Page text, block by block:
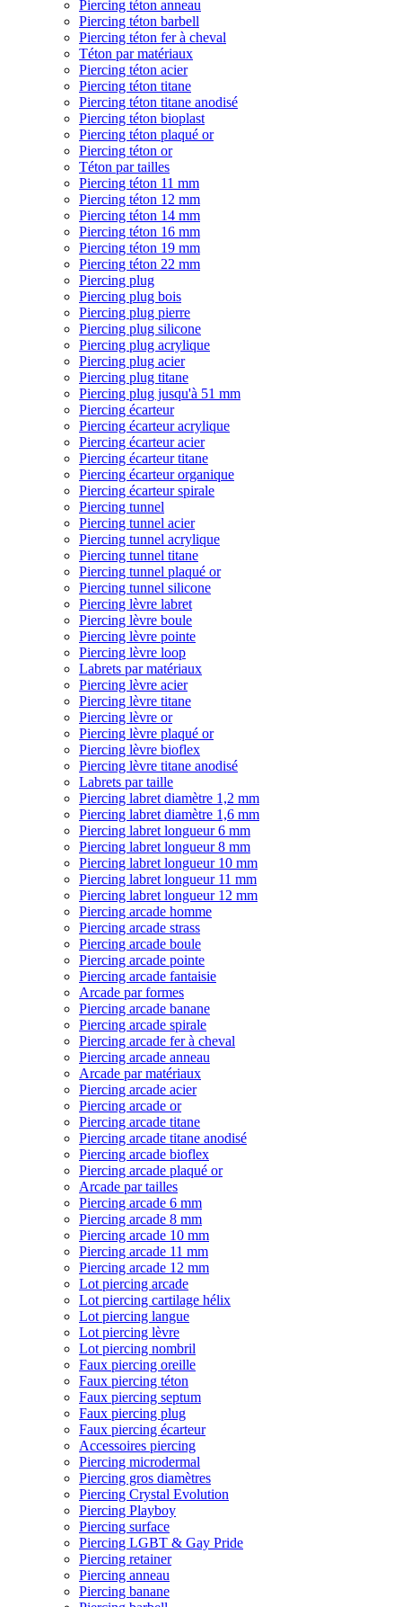
Piercing téton anneau
Piercing téton barbell
Piercing téton fer à cheval
Téton par matériaux
Piercing téton acier
Piercing téton titane
Piercing téton titane anodisé
Piercing téton bioplast
Piercing téton plaqué or
Piercing téton or
Téton par tailles
Piercing téton 11 mm
Piercing téton 12 mm
Piercing téton 14 mm
Piercing téton 16 mm
Piercing téton 19 mm
Piercing téton 22 mm
Piercing plug
Piercing plug bois
Piercing plug pierre
Piercing plug silicone
Piercing plug acrylique
Piercing plug acier
Piercing plug titane
Piercing plug jusqu'à 51 mm
Piercing écarteur
Piercing écarteur acrylique
Piercing écarteur acier
Piercing écarteur titane
Piercing écarteur organique
Piercing écarteur spirale
Piercing tunnel
Piercing tunnel acier
Piercing tunnel acrylique
Piercing tunnel titane
Piercing tunnel plaqué or
Piercing tunnel silicone
Piercing lèvre labret
Piercing lèvre boule
Piercing lèvre pointe
Piercing lèvre loop
Labrets par matériaux
Piercing lèvre acier
Piercing lèvre titane
Piercing lèvre or
Piercing lèvre plaqué or
Piercing lèvre bioflex
Piercing lèvre titane anodisé
Labrets par taille
Piercing labret diamètre 1,2 mm
Piercing labret diamètre 1,6 mm
Piercing labret longueur 6 mm
Piercing labret longueur 8 mm
Piercing labret longueur 10 mm
Piercing labret longueur 11 mm
Piercing labret longueur 12 mm
Piercing arcade homme
Piercing arcade strass
Piercing arcade boule
Piercing arcade pointe
Piercing arcade fantaisie
Arcade par formes
Piercing arcade banane
Piercing arcade spirale
Piercing arcade fer à cheval
Piercing arcade anneau
Arcade par matériaux
Piercing arcade acier
Piercing arcade or
Piercing arcade titane
Piercing arcade titane anodisé
Piercing arcade bioflex
Piercing arcade plaqué or
Arcade par tailles
Piercing arcade 6 mm
Piercing arcade 8 mm
Piercing arcade 10 mm
Piercing arcade 11 mm
Piercing arcade 12 mm
Lot piercing arcade
Lot piercing cartilage hélix
Lot piercing langue
Lot piercing lèvre
Lot piercing nombril
Faux piercing oreille
Faux piercing téton
Faux piercing septum
Faux piercing plug
Faux piercing écarteur
Accessoires piercing
Piercing microdermal
Piercing gros diamètres
Piercing Crystal Evolution
Piercing Playboy
Piercing surface
Piercing LGBT & Gay Pride
Piercing retainer
Piercing anneau
Piercing banane